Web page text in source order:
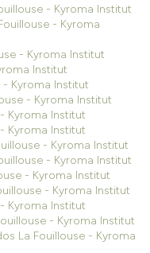
- Kyroma Institut
- Kyroma
- Kyroma Institut
Institut
- Kyroma Institut
- Kyroma Institut
Kyroma Institut
Kyroma Institut
- Kyroma Institut
- Kyroma Institut
- Kyroma Institut
- Kyroma Institut
Kyroma Institut
- Kyroma Institut
La Fouillouse - Kyroma